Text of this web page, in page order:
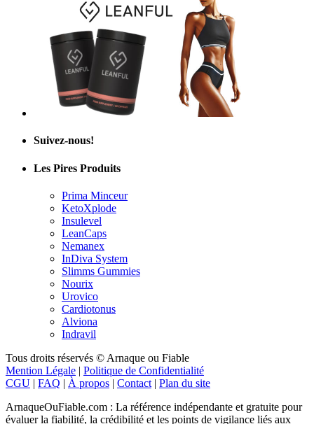
Suivez-nous!
Les Pires Produits
Prima Minceur
KetoXplode
Insulevel
LeanCaps
Nemanex
InDiva System
Slimms Gummies
Nourix
Urovico
Cardiotonus
Alviona
Indravil
Tous droits réservés © Arnaque ou Fiable
Mention Légale | Politique de Confidentialité
CGU | FAQ | À propos | Contact | Plan du site
ArnaqueOuFiable.com : La référence indépendante et gratuite pour
évaluer la fiabilité, la crédibilité et les points de vigilance liés aux